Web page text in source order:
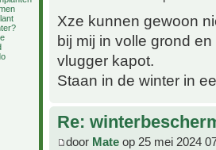
Xze kunnen gewoon
bij mij in volle grond
vlugger kapot.
Staan in de winter in
Re:
door Mate op 25 mei 2024